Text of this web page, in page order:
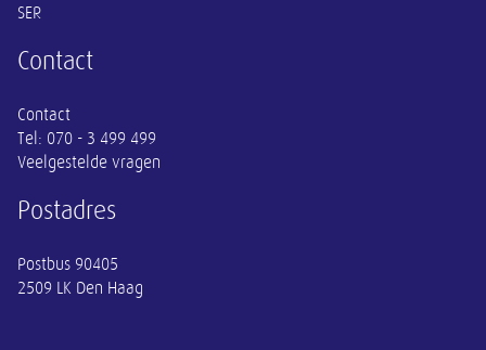
SER
Contact
Contact
Tel: 070 - 3 499 499
Veelgestelde vragen
Postadres
Postbus 90405
2509 LK Den Haag